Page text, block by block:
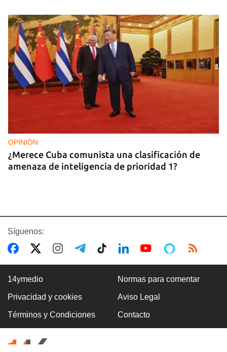
OPINIÓN
¿Merece Cuba comunista una clasificación de
amenaza de inteligencia de prioridad 1?
ASALTOS
"Cuba entera es una boca de lobo"
Síguenos:
14ymedio Normas para comentar
Privacidad y cookies Aviso Legal
Términos y Condiciones Contacto